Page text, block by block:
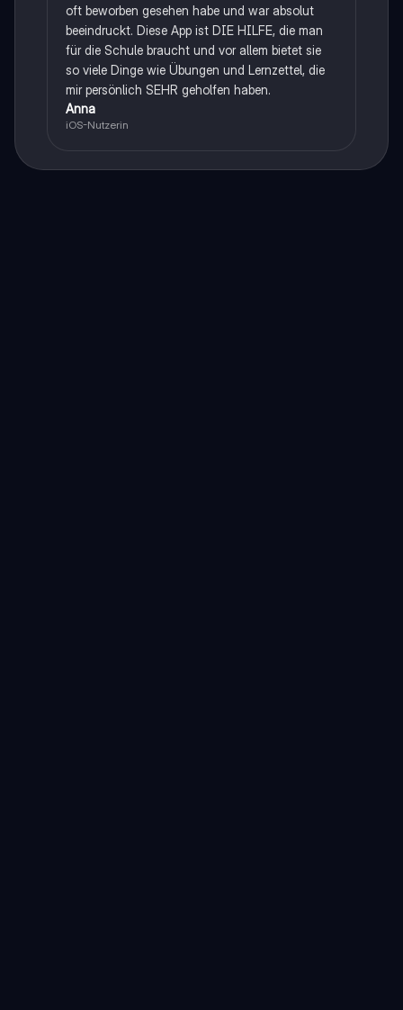
oft beworben gesehen habe und war absolut
beeindruckt. Diese App ist DIE HILFE, die man
für die Schule braucht und vor allem bietet sie
so viele Dinge wie Übungen und Lernzettel, die
mir persönlich SEHR geholfen haben.
Anna
iOS-Nutzerin